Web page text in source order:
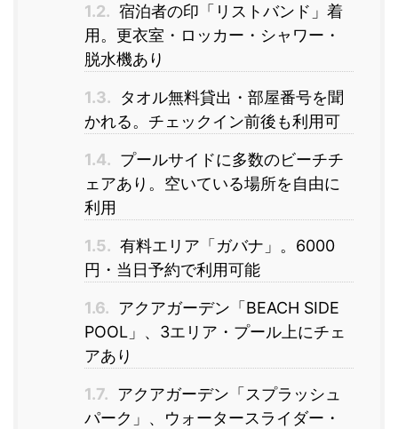
1.2. 宿泊者の印「リストバンド」着
用。更衣室・ロッカー・シャワー・
脱水機あり
1.3.
タオル無料貸出・部屋番号を聞
かれる。チェックイン前後も利用可
1.4. プールサイドに多数のビーチチ
ェアあり。空いている場所を自由に
利用
1.5. 有料エリア「ガバナ」。6000
円・当日予約で利用可能
1.6. アクアガーデン「BEACH SIDE
POOL」、3エリア・プール上にチェ
アあり
1.7. アクアガーデン「スプラッシュ
パーク」、ウォータースライダー・